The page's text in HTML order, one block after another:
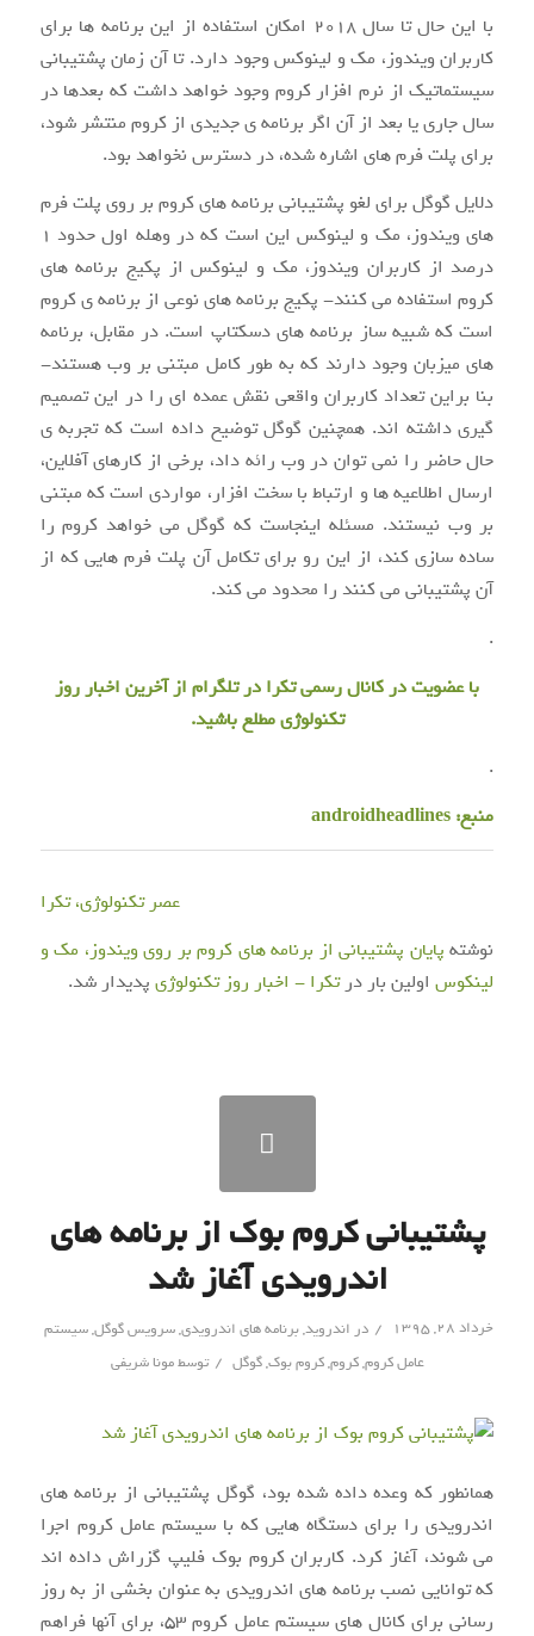
با این حال تا سال ۲۰۱۸ امکان استفاده از این برنامه ها برای
کاربران ویندوز، مک و لینوکس وجود دارد. تا آن زمان پشتیبانی
سیستماتیک از نرم افزار کروم وجود خواهد داشت که بعدها در
سال جاری یا بعد از آن اگر برنامه ی جدیدی از کروم منتشر شود،
برای پلت فرم های اشاره شده، در دسترس نخواهد بود.
دلایل گوگل برای لغو پشتیبانی برنامه های کروم بر روی پلت فرم
های ویندوز، مک و لینوکس این است که در وهله اول حدود ۱
درصد از کاربران ویندوز، مک و لینوکس از پکیج برنامه های
کروم استفاده می کنند- پکیج برنامه های نوعی از برنامه ی کروم
است که شبیه ساز برنامه های دسکتاپ است. در مقابل، برنامه
های میزبان وجود دارند که به طور کامل مبتنی بر وب هستند-
بنا براین تعداد کاربران واقعی نقش عمده ای را در این تصمیم
گیری داشته اند. همچنین گوگل توضیح داده است که تجربه ی
حال حاضر را نمی توان در وب رائه داد، برخی از کارهای آفلاین،
ارسال اطلاعیه ها و ارتباط با سخت افزار، مواردی است که مبتنی
بر وب نیستند. مسئله اینجاست که گوگل می خواهد کروم را
ساده سازی کند، از این رو برای تکامل آن پلت فرم هایی که از
آن پشتیبانی می کنند را محدود می کند.
.
با عضویت در کانال رسمی تکرا در تلگرام از آخرین اخبار روز
تکنولوژی مطلع باشید.
.
منبع: androidheadlines
عصر تکنولوژی، تکرا
نوشته پایان پشتیبانی از برنامه های کروم بر روی ویندوز، مک و
لینکوساولین بار درتکرا - اخبار روز تکنولوژیپدیدار شد.
پشتیبانی کروم بوک از برنامه های
اندرویدی آغاز شد
خرداد ۲۸, ۱۳۹۵ / در اندروید,برنامه های اندرویدی,سرویس گوگل,سیستم
عامل کروم,کروم,کروم بوک,گوگل / توسطمونا شریفی
همانطور که وعده داده شده بود، گوگل پشتیبانی از برنامه های
اندرویدی را برای دستگاه هایی که با سیستم عامل کروم اجرا
می شوند، آغاز کرد. کاربران کروم بوک فلیپ گزراش داده اند
که توانایی نصب برنامه های اندرویدی به عنوان بخشی از به روز
رسانی برای کانال های سیستم عامل کروم ۵۳، برای آنها فراهم